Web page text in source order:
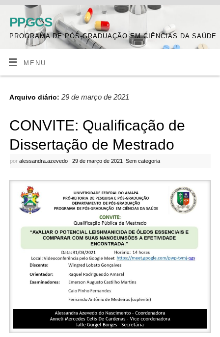
PPGCS
PROGRAMA DE PÓS-GRADUAÇÃO EM CIÊNCIAS DA SAÚDE
MENU
Arquivo diário: 29 de março de 2021
CONVITE: Qualificação de
Dissertação de Mestrado
por alessandra.azevedo | 29 de março de 2021 |Sem categoria